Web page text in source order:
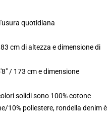
quotidiana
cm di altezza e dimensione di
/ 173 cm e dimensione
solidi sono 100% cotone
10% poliestere, rondella denim è